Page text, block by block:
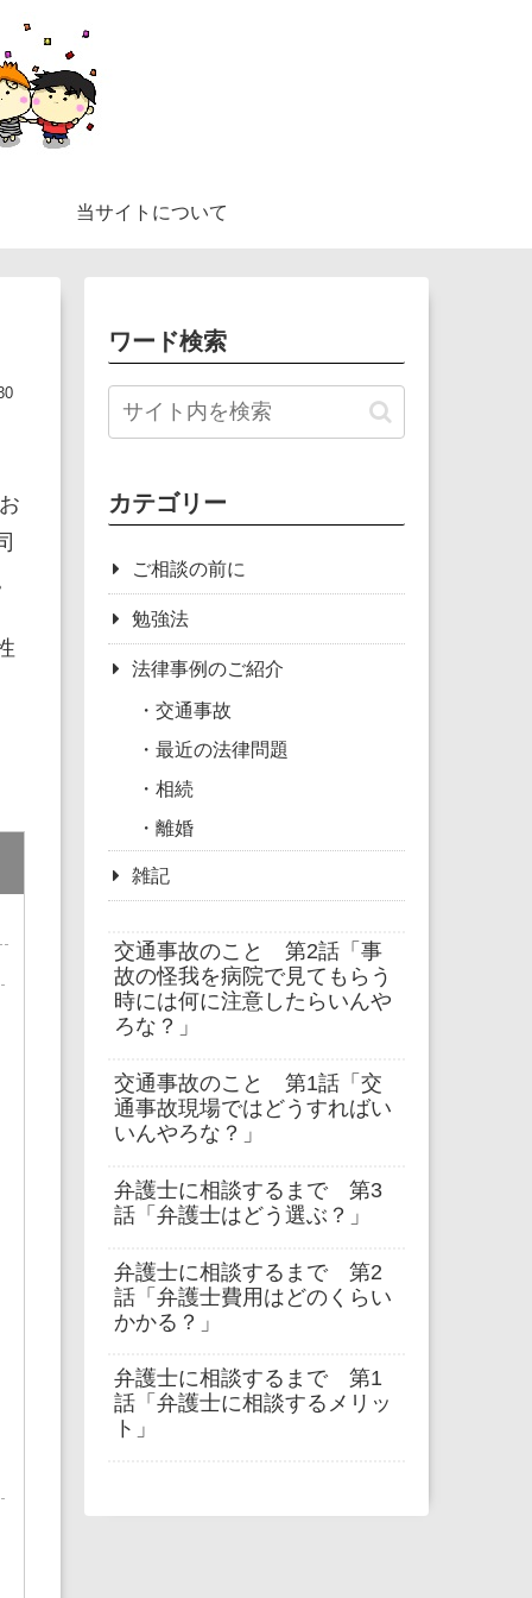
当サイトについて
ワード検索
カテゴリー
ご相談の前に
勉強法
法律事例のご紹介
交通事故
最近の法律問題
相続
離婚
雑記
交通事故のこと 第2話「事
故の怪我を病院で見てもらう
時には何に注意したらいんや
ろな？」
交通事故のこと 第1話「交
通事故現場ではどうすればい
いんやろな？」
弁護士に相談するまで 第3
話「弁護士はどう選ぶ？」
弁護士に相談するまで 第2
話「弁護士費用はどのくらい
かかる？」
弁護士に相談するまで 第1
話「弁護士に相談するメリッ
ト」